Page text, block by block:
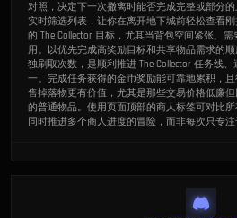
对照，决定下一次撤离时能否完成完整或部分
实时筛选列表，让你在离开地下城前轻松查看
的 The Collector 目标，尤其当背包空间紧张、
用。以优先完成高奖励目标和共享物品需求的
独刷取次数，是顺利推进 The Collector 任务线
一。完成任务获得的金币奖励能可靠地累积，
售掉落物更有价值，尤其是那些交易价格低廉
的普通物品。使用页面顶部的商人标签可对比
同时推进多个商人进度的冒险，而非每次只专注